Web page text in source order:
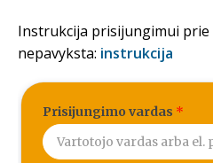
Instrukcija prisijungimui prie
nepavyksta: instrukcija
Prisijungimo vardas *